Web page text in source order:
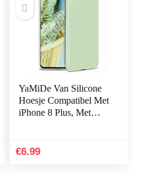
YaMiDe Van Silicone
Hoesje Compatibel Met
iPhone 8 Plus, Met
Schokbestendige En…
€6.99